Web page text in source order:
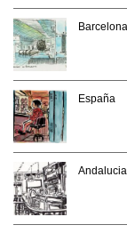
Barcelona
España
Andalucia